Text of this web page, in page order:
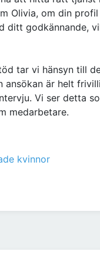
Olivia, om din
ditt godkännande,
tar vi hänsyn till
ansökan är helt
Vi ser detta
medarbetare.
kvinnor